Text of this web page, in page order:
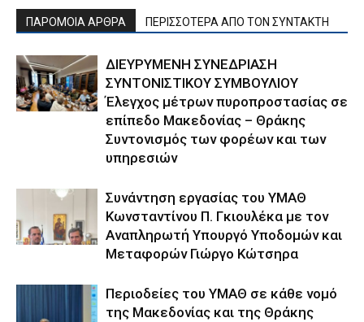
ΠΑΡΟΜΟΙΑ ΑΡΘΡΑ ΠΕΡΙΣΣΟΤΕΡΑ ΑΠΟ ΤΟΝ ΣΥΝΤΑΚΤΗ
ΔΙΕΥΡΥΜΕΝΗ ΣΥΝΕΔΡΙΑΣΗ
ΣΥΝΤΟΝΙΣΤΙΚΟΥ ΣΥΜΒΟΥΛΙΟΥ
Έλεγχος μέτρων πυροπροστασίας σε
επίπεδο Μακεδονίας – Θράκης
Συντονισμός των φορέων και των
υπηρεσιών
Συνάντηση εργασίας του ΥΜΑΘ
Κωνσταντίνου Π. Γκιουλέκα με τον
Αναπληρωτή Υπουργό Υποδομών και
Μεταφορών Γιώργο Κώτσηρα
Περιοδείες του ΥΜΑΘ σε κάθε νομό
της Μακεδονίας και της Θράκης